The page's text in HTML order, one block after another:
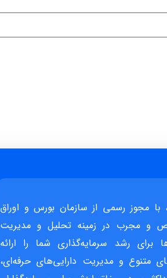
مجوز رسمی از سازمان بورس و اوراق
و مجرب در زمینه تحلیل و مدیریت
برای رشد سرمایه‌گذاری شما را ارائه
متنوع و مدیریت دارایی‌های حرفه‌ای،